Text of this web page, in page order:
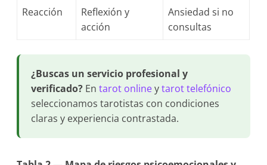
Reacción
Reflexión y
acción
Ansiedad si no
consultas
¿Buscas un servicio profesional y
verificado? Entarot onlineytarot telefónico
seleccionamos tarotistas con condiciones
claras y experiencia contrastada.